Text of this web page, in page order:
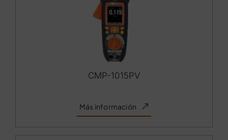
CMP-1015PV
Más información